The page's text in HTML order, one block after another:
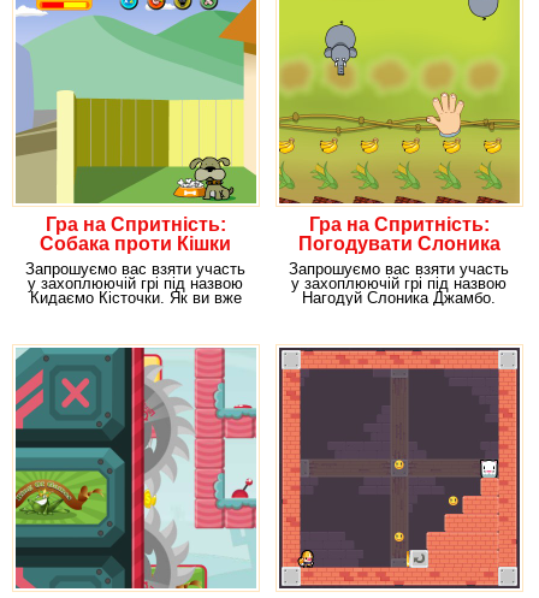
Гра на Спритність:
Собака проти Кішки
Запрошуємо вас взяти участь
у захоплюючій грі під назвою
Кидаємо Кісточки. Як ви вже
Гра на Спритність:
Погодувати Слоника
Запрошуємо вас взяти участь
у захоплюючій грі під назвою
Нагодуй Слоника Джамбо.